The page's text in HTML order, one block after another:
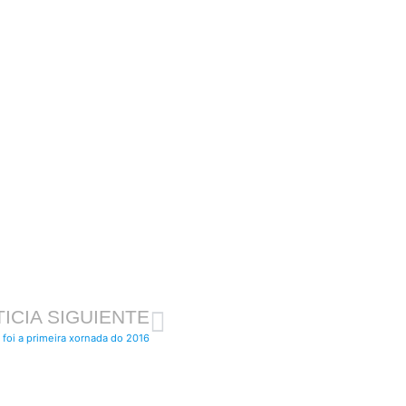
SIGUIENTE
foi a primeira xornada do 2016